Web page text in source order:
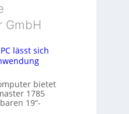
GmbH
lässt sich
bietet
1785
19“-